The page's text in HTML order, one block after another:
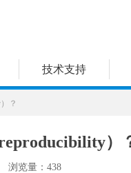
技术支持
）
浏览量： 438
？